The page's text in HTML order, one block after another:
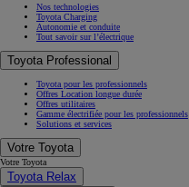
Nos technologies
Toyota Charging
Autonomie et conduite
Tout savoir sur l’électrique
Toyota Professional
Toyota pour les professionnels
Offres Location longue durée
Offres utilitaires
Gamme électrifiée pour les professionnels
Solutions et services
Votre Toyota
Votre Toyota
Toyota Relax